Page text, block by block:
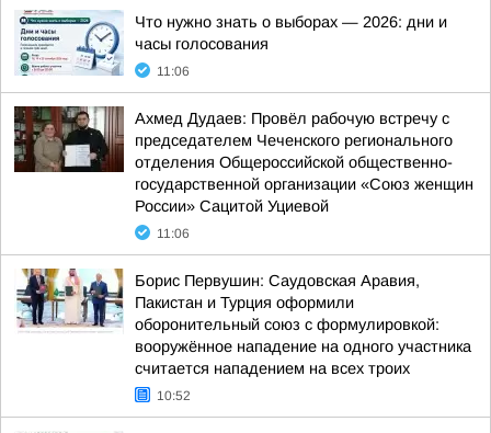
Что нужно знать о выборах — 2026: дни и
часы голосования
11:06
Ахмед Дудаев: Провёл рабочую встречу с
председателем Чеченского регионального
отделения Общероссийской общественно-
государственной организации «Союз женщин
России» Сацитой Уциевой
11:06
Борис Первушин: Саудовская Аравия,
Пакистан и Турция оформили
оборонительный союз с формулировкой:
вооружённое нападение на одного участника
считается нападением на всех троих
10:52